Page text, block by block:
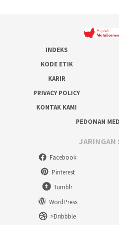
INDEKS
KODE ETIK
KARIR
PRIVACY POLICY
KONTAK KAMI
PEDOMAN
JARINGAN
Facebook
Pinterest
Tumblr
WordPress
>Dribbble